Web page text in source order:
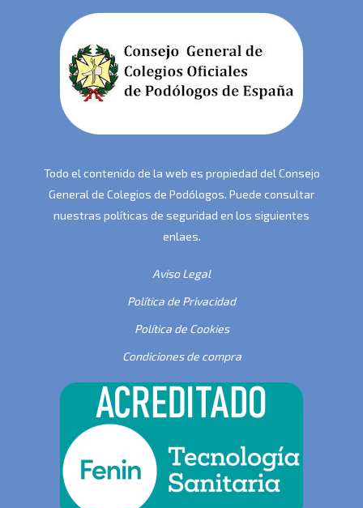
Todo el contenido de la web es propiedad del Consejo
General de Colegios de Podólogos. Puede consultar
nuestras políticas de seguridad en los siguientes
enlaes.
Aviso Legal
Política de Privacidad
Política de Cookies
Condiciones de compra